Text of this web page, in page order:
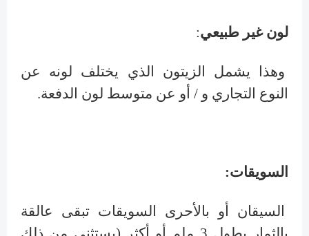
لون غير طبيعي:
وهذا يشمل الزيتون الذي يختلف لونه عن
النوع التجاري و / أو عن متوسط لون الدفعة.
السويقات:
السيقان أو بالأحرى السويقات تبقى عالقة